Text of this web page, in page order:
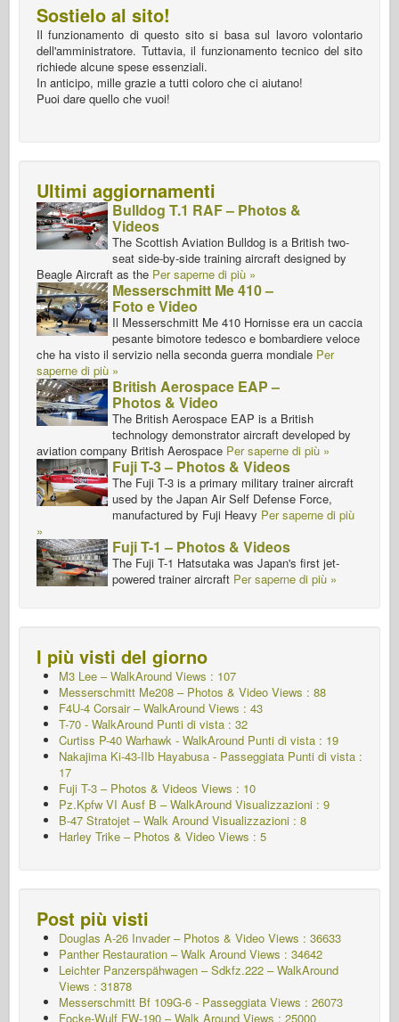
Sostielo al sito!
Il funzionamento di questo sito si basa sul lavoro volontario
dell'amministratore. Tuttavia, il funzionamento tecnico del sito
richiede alcune spese essenziali.
In anticipo, mille grazie a tutti coloro che ci aiutano!
Puoi dare quello che vuoi!
Ultimi aggiornamenti
Bulldog T.1 RAF – Photos &
Videos
The Scottish Aviation Bulldog is a British two-
seat side-by-side training aircraft designed by
Beagle Aircraft as the Per saperne di più »
Messerschmitt Me 410 –
Foto e Video
Il Messerschmitt Me 410 Hornisse era un caccia
pesante bimotore tedesco e bombardiere veloce
che ha visto il servizio nella seconda guerra mondiale Per
saperne di più »
British Aerospace EAP –
Photos & Video
The British Aerospace EAP is a British
technology demonstrator aircraft developed by
aviation company British Aerospace Per saperne di più »
Fuji T-3 – Photos & Videos
The Fuji T-3 is a primary military trainer aircraft
used by the Japan Air Self Defense Force,
manufactured by Fuji Heavy Per saperne di più
»
Fuji T-1 – Photos & Videos
The Fuji T-1 Hatsutaka was Japan's first jet-
powered trainer aircraft Per saperne di più »
I più visti del giorno
M3 Lee – WalkAround Views : 107
Messerschmitt Me208 – Photos & Video Views : 88
F4U-4 Corsair – WalkAround Views : 43
T-70 - WalkAround Punti di vista : 32
Curtiss P-40 Warhawk - WalkAround Punti di vista : 19
Nakajima Ki-43-IIb Hayabusa - Passeggiata Punti di vista :
17
Fuji T-3 – Photos & Videos Views : 10
Pz.Kpfw VI Ausf B – WalkAround Visualizzazioni : 9
B-47 Stratojet – Walk Around Visualizzazioni : 8
Harley Trike – Photos & Video Views : 5
Post più visti
Douglas A-26 Invader – Photos & Video Views : 36633
Panther Restauration – Walk Around Views : 34642
Leichter Panzerspähwagen – Sdkfz.222 – WalkAround
Views : 31878
Messerschmitt Bf 109G-6 - Passeggiata Views : 26073
Focke-Wulf FW-190 – Walk Around Views : 25000